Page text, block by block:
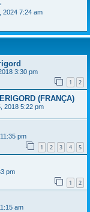
2024 7:24 am
3:30 pm
1 2
(FRANÇA)
2018 5:22 pm
pm
1 2 3 4 5
pm
1 2
am